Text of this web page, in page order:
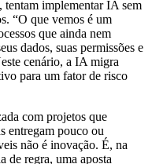
tentam implementar IA sem
“O que vemos é um
que ainda nem
dados, suas permissões e
cenário, a IA migra
para um fator de risco
com projetos que
entregam pouco ou
não é inovação. É, na
de regra, uma aposta